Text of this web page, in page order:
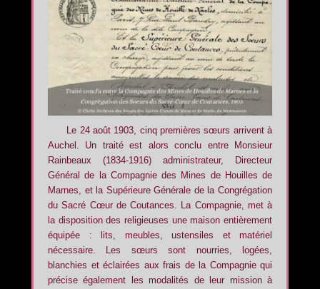
Le 24 août 1903, cinq premières sœurs arrivent à
Auchel. Un traité est alors conclu entre Monsieur
Rainbeaux (1834-1916) administrateur, Directeur
Général de la Compagnie des Mines de Houilles de
Marnes, et la Supérieure Générale de la Congrégation
du Sacré Cœur de Coutances. La Compagnie, met à
la disposition des religieuses une maison entièrement
équipée : lits, meubles, ustensiles et matériel
nécessaire. Les sœurs sont nourries, logées,
blanchies et éclairées aux frais de la Compagnie qui
précise également les modalités de leur mission à